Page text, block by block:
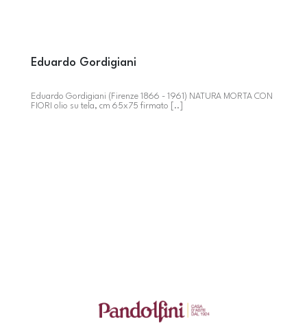
Eduardo Gordigiani
Eduardo Gordigiani (Firenze 1866 - 1961) NATURA MORTA CON
FIORI olio su tela, cm 65x75 firmato [..]